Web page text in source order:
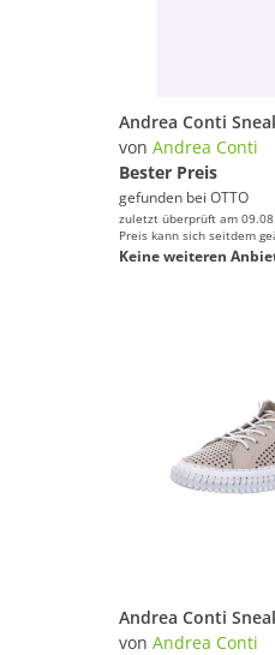
von Andrea Conti
Bester Preis
gefunden bei OTTO
zuletzt überprüft am
Preis kann sich seitdem
Keine weiteren
Andrea Conti
von Andrea Conti